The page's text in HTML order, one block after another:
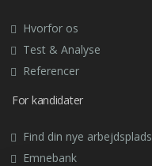
Hvorfor os
Test & Analyse
Referencer
For kandidater
Find din nye arbejdsplads
Emnebank